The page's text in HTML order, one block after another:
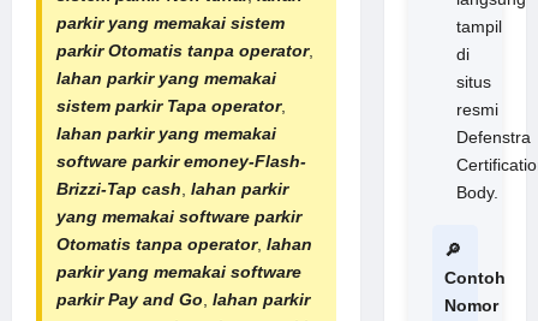
parkir yang memakai sistem
parkir Otomatis tanpa operator,
lahan parkir yang memakai
sistem parkir Tapa operator,
lahan parkir yang memakai
software parkiremoney-Flash-
Brizzi-Tap cash, lahan parkir
yang memakai software parkir
Otomatis tanpa operator, lahan
parkir yang memakai software
parkir Pay and Go, lahan parkir
tampil
di
situs
resmi
Defenstra
Body.
🔎
Contoh
Nomor